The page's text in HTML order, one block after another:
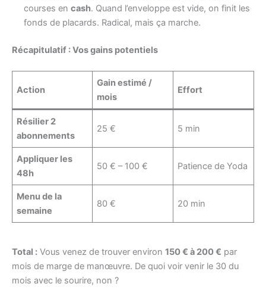
courses en cash. Quand l’enveloppe est vide, on finit les
fonds de placards. Radical, mais ça marche.
Récapitulatif : Vos gains potentiels
Action
Gain estimé /
mois
Effort
Résilier 2
abonnements
25 € 5 min
Appliquer les
48h
50 € – 100 € Patience de Yoda
Menu de la
semaine
80 € 20 min
Total : Vous venez de trouver environ 150 € à 200 € par
mois de marge de manœuvre. De quoi voir venir le 30 du
mois avec le sourire, non ?